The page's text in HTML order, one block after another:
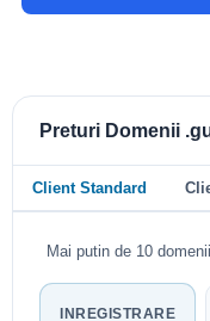
Preturi Domenii
Client Standard
Mai putin de 10
INREGISTRARE